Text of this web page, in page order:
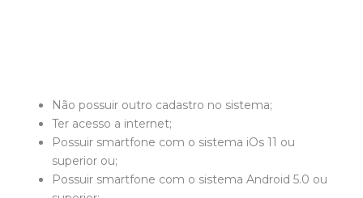
Não possuir outro cadastro no sistema;
Ter acesso a internet;
Possuir smartfone com o sistema iOs 11 ou
superior ou;
Possuir smartfone com o sistema Android 5.0 ou